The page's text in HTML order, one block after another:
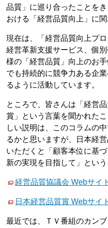
品質」に巡り合ったことを
おける「経営品質向上」に関
現在は、「経営品質向上プ
経営革新支援サービス、個
様の「経営品質」向上のお
でも持続的に競争力ある企
るように活動しています。
ところで、皆さんは「経営
賞」という言葉を聞かれた
しい説明は、このコラムの
るかと思いますが、日本経
いただくと「顧客本位に基
新の実現を目指して」という
経営品質協議会 Webサイト
日本経営品質賞 Webサイト
最近では、ＴＶ番組のカンブ